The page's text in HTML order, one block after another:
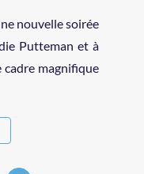
nouvelle soirée
Putteman et à
cadre magnifique